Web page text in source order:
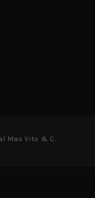
Mas Vito & C.